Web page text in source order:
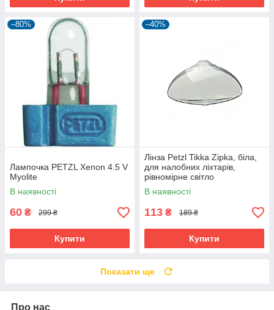
–80%
Лампочка PETZL Xenon 4.5 V
Myolite
В наявності
60 ₴ 299 ₴
Купити
–40%
Лінза Petzl Tikka Zipka, біла,
для налобних ліхтарів,
рівномірне світло
В наявності
113 ₴ 189 ₴
Купити
Показати ще
Про нас